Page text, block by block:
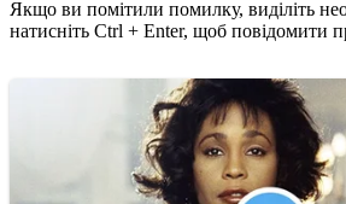
Якщо ви помітили помилку, виділіть
натисніть Ctrl + Enter, щоб повідомити